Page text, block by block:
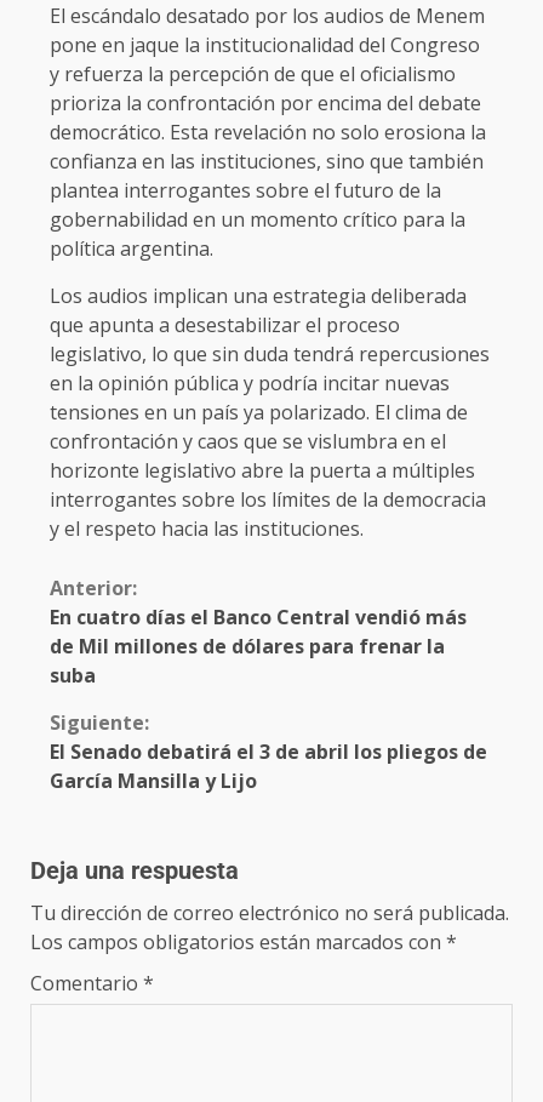
El escándalo desatado por los audios de Menem
pone en jaque la institucionalidad del Congreso
y refuerza la percepción de que el oficialismo
prioriza la confrontación por encima del debate
democrático. Esta revelación no solo erosiona la
confianza en las instituciones, sino que también
plantea interrogantes sobre el futuro de la
gobernabilidad en un momento crítico para la
política argentina.
Los audios implican una estrategia deliberada
que apunta a desestabilizar el proceso
legislativo, lo que sin duda tendrá repercusiones
en la opinión pública y podría incitar nuevas
tensiones en un país ya polarizado. El clima de
confrontación y caos que se vislumbra en el
horizonte legislativo abre la puerta a múltiples
interrogantes sobre los límites de la democracia
y el respeto hacia las instituciones.
Anterior:
En cuatro días el Banco Central vendió más
de Mil millones de dólares para frenar la
suba
Siguiente:
El Senado debatirá el 3 de abril los pliegos de
García Mansilla y Lijo
Deja una respuesta
Tu dirección de correo electrónico no será publicada.
Los campos obligatorios están marcados con *
Comentario *